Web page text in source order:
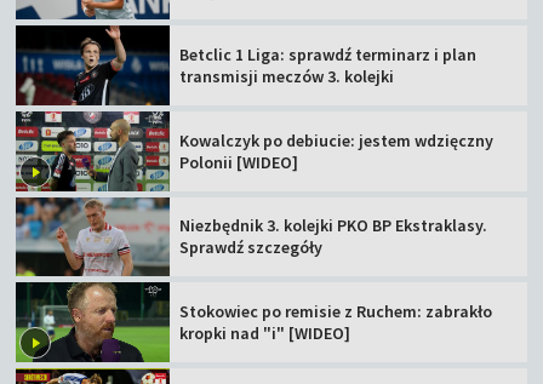
Betclic 1 Liga: sprawdź terminarz i plan
transmisji meczów 3. kolejki
Kowalczyk po debiucie: jestem wdzięczny
Polonii [WIDEO]
Niezbędnik 3. kolejki PKO BP Ekstraklasy.
Sprawdź szczegóły
Stokowiec po remisie z Ruchem: zabrakło
kropki nad "i" [WIDEO]